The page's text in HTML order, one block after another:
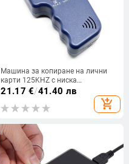
Машина за копиране на лични
карти 125KHZ с ниска
радиочестота, ключодържател за
карта, контрол на достъпа,
асансьор, отдаване под наем,
посещаемост
21.17 €/41.40 лв
add_shopping_cart